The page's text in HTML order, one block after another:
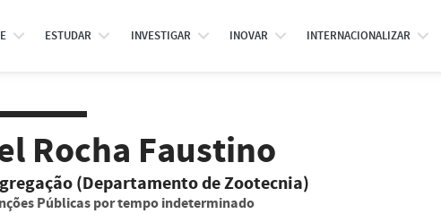
ESTUDAR INVESTIGAR INOVAR INTERNACIONALIZAR
Rocha Faustino
(Departamento de Zootecnia)
Públicas por tempo indeterminado